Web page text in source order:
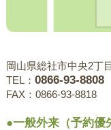
岡山県総社市中央2丁
TEL： 0866-93-8808
FAX：0866-93-8818
●一般外来（予約優